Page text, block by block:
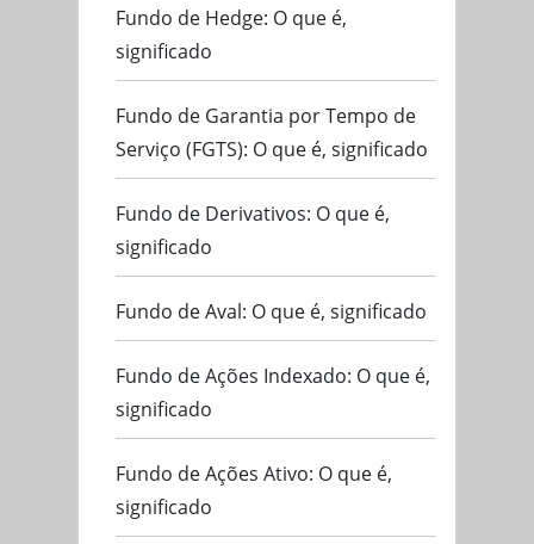
Fundo de Hedge: O que é,
significado
Fundo de Garantia por Tempo de
Serviço (FGTS): O que é, significado
Fundo de Derivativos: O que é,
significado
Fundo de Aval: O que é, significado
Fundo de Ações Indexado: O que é,
significado
Fundo de Ações Ativo: O que é,
significado